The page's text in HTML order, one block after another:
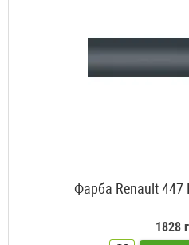
Фарба Renault 447
1828